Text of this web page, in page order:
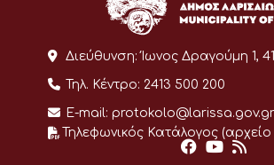
Διεύθυνση: Ίωνος Δραγούμη 1,
Τηλ. Κέντρο: 2413 500 200
E-mail: protokolo@larissa.gov.gr
Τηλεφωνικός Κατάλογος